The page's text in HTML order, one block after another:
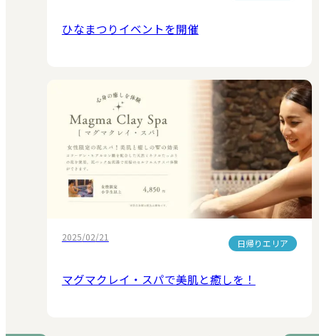
ひなまつりイベントを開催
2025/02/21
日帰りエリア
マグマクレイ・スパで美肌と癒しを！